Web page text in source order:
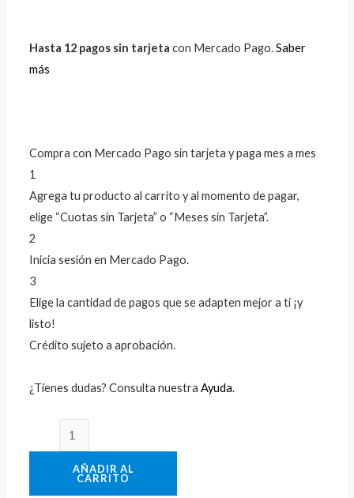
Hasta 12 pagos sin tarjeta con Mercado Pago.Saber
más
Compra con Mercado Pago sin tarjeta y paga mes a mes
1
Agrega tu producto al carrito y al momento de pagar,
elige “Cuotas sin Tarjeta” o “Meses sin Tarjeta”.
2
Inicia sesión en Mercado Pago.
3
Elige la cantidad de pagos que se adapten mejor a ti ¡y
listo!
Crédito sujeto a aprobación.
¿Tienes dudas? Consulta nuestraAyuda.
AÑADIR AL
CARRITO